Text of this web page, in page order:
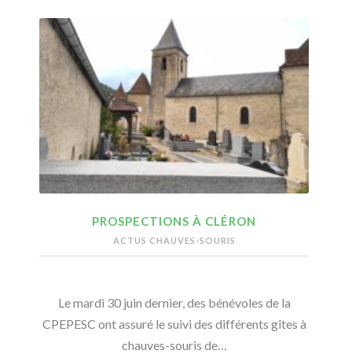
PROSPECTIONS À CLÉRON
ACTUS CHAUVES-SOURIS
Le mardi 30 juin dernier, des bénévoles de la
CPEPESC ont assuré le suivi des différents gîtes à
chauves-souris de…